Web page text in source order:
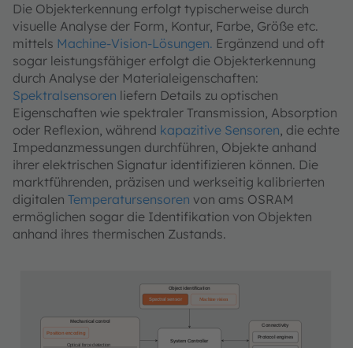
Die Objekterkennung erfolgt typischerweise durch
visuelle Analyse der Form, Kontur, Farbe, Größe etc.
mittels Machine-Vision-Lösungen. Ergänzend und oft
sogar leistungsfähiger erfolgt die Objekterkennung
durch Analyse der Materialeigenschaften:
Spektralsensoren liefern Details zu optischen
Eigenschaften wie spektraler Transmission, Absorption
oder Reflexion, während kapazitive Sensoren, die echte
Impedanzmessungen durchführen, Objekte anhand
ihrer elektrischen Signatur identifizieren können. Die
marktführenden, präzisen und werkseitig kalibrierten
digitalen Temperatursensoren von ams OSRAM
ermöglichen sogar die Identifikation von Objekten
anhand ihres thermischen Zustands.
Mechanical control
Position encoding
Optical force detection
System Controller
Object identification
Machine vision
Spectral sensor
Connectivity
Protocol engines